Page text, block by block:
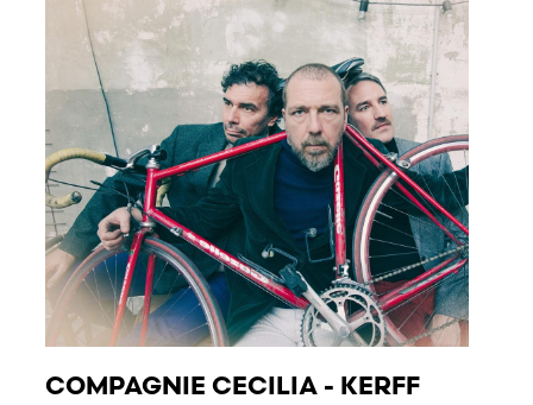
COMPAGNIE CECILIA - KERFF